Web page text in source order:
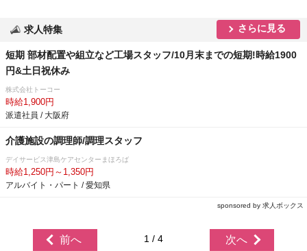
求人特集 さらに見る
短期 部材配置や組立など工場スタッフ/10月末までの短期!時給1900
円&土日祝休み
株式会社トーコー
時給1,900円
派遣社員 / 大阪府
介護施設の調理師/調理スタッフ
デイサービス津島ケアセンターまほろば
時給1,250円～1,350円
アルバイト・パート / 愛知県
sponsored by 求人ボックス
前へ 1 / 4 次へ